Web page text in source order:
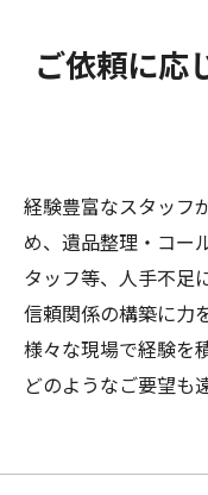
ご依頼に応
経験豊富なスタッフ
め、遺品整理・コー
タッフ等、人手不足
信頼関係の構築に力
様々な現場で経験を
どのようなご要望も